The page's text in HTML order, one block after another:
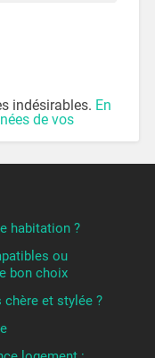
indésirables. En
de vos
habitation ?
ou
bon choix
chère et stylée ?